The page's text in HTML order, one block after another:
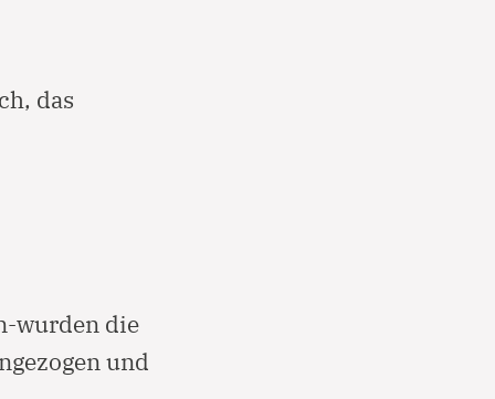
das
wurden die
und